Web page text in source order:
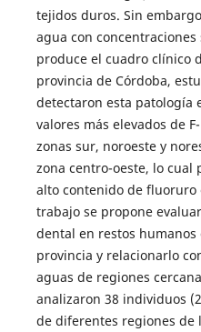
tejidos duros. Sin
agua con
produce el cuadro clínico
provincia de Córdoba,
detectaron esta patología
valores más elevados de
zonas sur, noroeste y
zona centro-oeste, lo
alto contenido de fluoruro
trabajo se propone
dental en restos
provincia y relacionarlo
aguas de regiones
analizaron 38 individuos
de diferentes regiones de